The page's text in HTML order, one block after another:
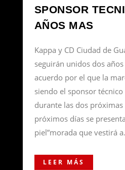
SPONSOR
AÑOS MAS
Kappa y CD Ciudad de
seguirán unidos dos
acuerdo por el que la
siendo el sponsor
durante las dos
próximos días se
piel”morada que vestirá
LEER MÁS